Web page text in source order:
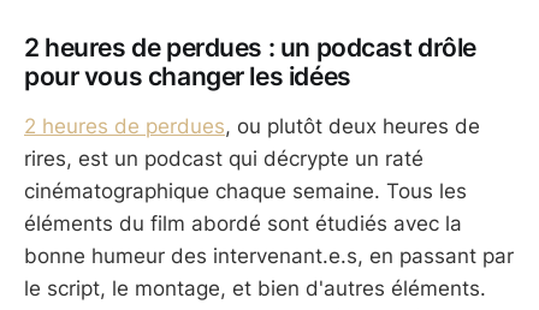
2 heures de perdues : un podcast drôle
pour vous changer les idées
2 heures de perdues, ou plutôt deux heures de
rires, est un podcast qui décrypte un raté
cinématographique chaque semaine. Tous les
éléments du film abordé sont étudiés avec la
bonne humeur des intervenant.e.s, en passant par
le script, le montage, et bien d'autres éléments.